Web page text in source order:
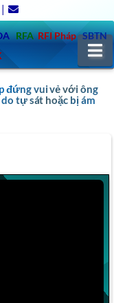
|
RFA RFI Pháp SBTN
đứng vui vẻ với ông
tự sát hoặc bị ám